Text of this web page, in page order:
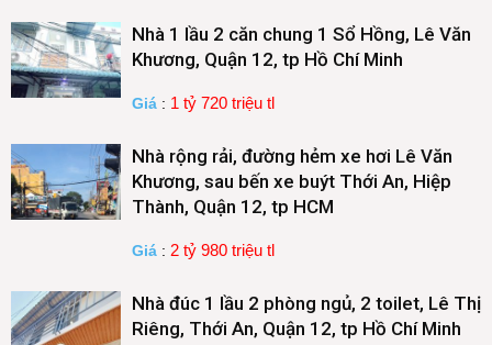
Nhà 1 lầu 2 căn chung 1 Sổ Hồng, Lê Văn
Khương, Quận 12, tp Hồ Chí Minh
Giá : 1 tỷ 720 triệu tl
Nhà rộng rải, đường hẻm xe hơi Lê Văn
Khương, sau bến xe buýt Thới An, Hiệp
Thành, Quận 12, tp HCM
Giá : 2 tỷ 980 triệu tl
Nhà đúc 1 lầu 2 phòng ngủ, 2 toilet, Lê Thị
Riêng, Thới An, Quận 12, tp Hồ Chí Minh